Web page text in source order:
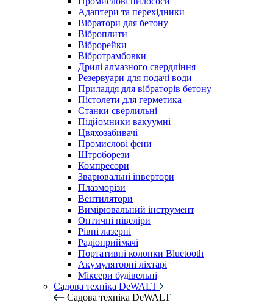
Адаптери та перехідники
Вібратори для бетону
Віброплити
Віброрейки
Вібротрамбовки
Дрилі алмазного свердління
Резервуари для подачі води
Приладдя для вібраторів бетону
Пістолети для герметика
Станки сверлильні
Підйомники вакуумні
Цвяхозабивачі
Промислові фени
Штроборези
Компресори
Зварювальні інвертори
Плазморізи
Вентилятори
Вимірювальний інструмент
Оптичні нівеліри
Рівні лазерні
Радіоприймачі
Портативні колонки Bluetooth
Акумуляторні ліхтарі
Міксери будівельні
Садова техніка DeWALT
Садова техніка DeWALT